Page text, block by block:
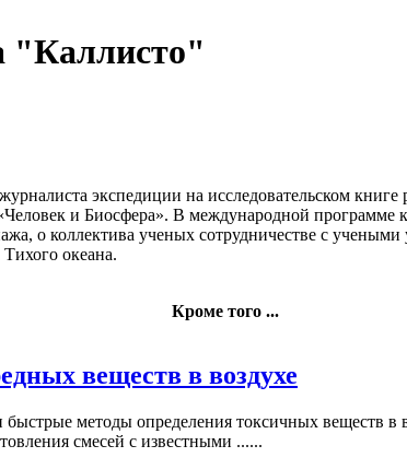
"Каллисто"
экспедиции на исследовательском книге
и Биосфера». В международной программе
о коллектива ученых сотрудничестве с учеными
Тихого океана.
Кроме того ...
веществ в воздухе
методы определения токсичных веществ
смесей с известными ......